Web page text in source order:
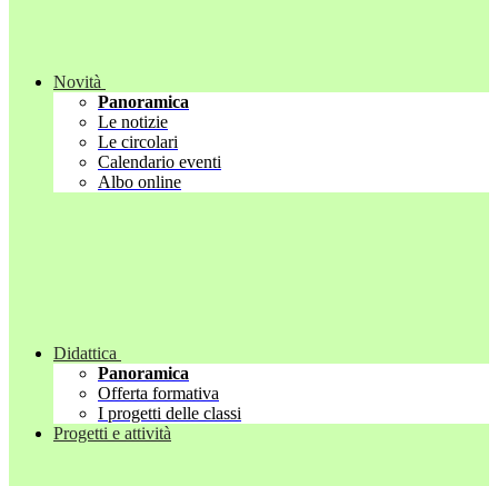
Novità
Panoramica
Le notizie
Le circolari
Calendario eventi
Albo online
Didattica
Panoramica
Offerta formativa
I progetti delle classi
Progetti e attività